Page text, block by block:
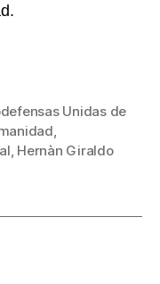
Unidas de
,
, Hernàn Giraldo